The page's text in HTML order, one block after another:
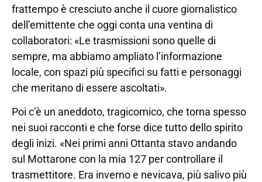
frattempo è cresciuto anche il cuore giornalistico
dell’emittente che oggi conta una ventina di
collaboratori: «Le trasmissioni sono quelle di
sempre, ma abbiamo ampliato l’informazione
locale, con spazi più specifici su fatti e personaggi
che meritano di essere ascoltati».
Poi c’è un aneddoto, tragicomico, che torna spesso
nei suoi racconti e che forse dice tutto dello spirito
degli inizi. «Nei primi anni Ottanta stavo andando
sul Mottarone con la mia 127 per controllare il
trasmettitore. Era inverno e nevicava, più salivo più